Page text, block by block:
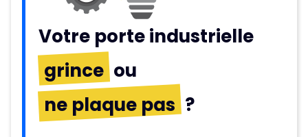
Votre porte industrielle
grince ou
ne plaque pas ?